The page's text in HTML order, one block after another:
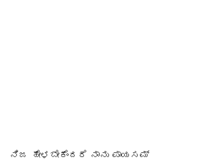
ನಿಜ ಹೇಳಬೇಕೆಂದರೆ ನಾನು ಪಾಯಸಮ್